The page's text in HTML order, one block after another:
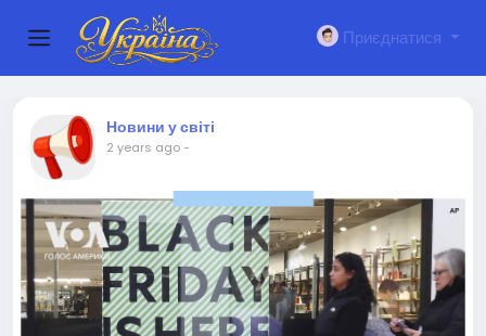
Приєднатися
Новини у світі
2 years ago-